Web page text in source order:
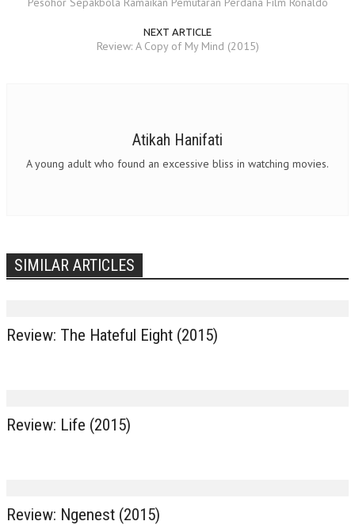
NEXT ARTICLE
Review: A Copy of My Mind (2015)
Atikah Hanifati
A young adult who found an excessive bliss in watching movies.
SIMILAR ARTICLES
Review: The Hateful Eight (2015)
Review: Life (2015)
Review: Ngenest (2015)